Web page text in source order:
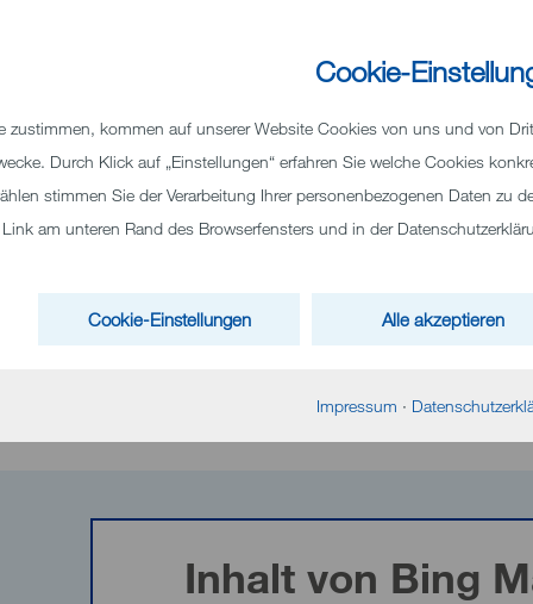
Cookie-
zustimmen, kommen auf unserer Website Cookies von uns und von
Durch Klick auf „Einstellungen“ erfahren Sie welche Cookies
stimmen Sie der Verarbeitung Ihrer personenbezogenen Daten zu
am unteren Rand des Browserfensters und in der
Cookie-Einstellungen Alle akzeptieren
Impressum ·
Inhalt von Bing